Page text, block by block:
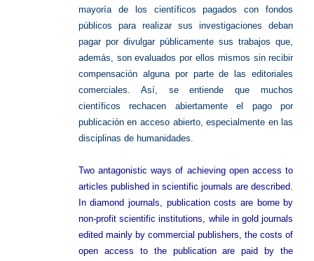
mayoría de los científicos pagados con fondos
públicos para realizar sus investigaciones deban
pagar por divulgar públicamente sus trabajos que,
además, son evaluados por ellos mismos sin recibir
compensación alguna por parte de las editoriales
comerciales. Así, se entiende que muchos
científicos rechacen abiertamente el pago por
publicación en acceso abierto, especialmente en las
disciplinas de humanidades.
Two antagonistic ways of achieving open access to
articles published in scientific journals are described.
In diamond journals, publication costs are borne by
non-profit scientific institutions, while in gold journals
edited mainly by commercial publishers, the costs of
open access to the publication are paid by the